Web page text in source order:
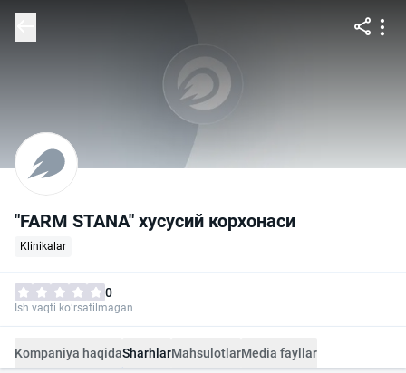
"FARM STANA" хусусий корхонаси
Klinikalar
0
Ish vaqti ko‘rsatilmagan
Kompaniya haqidaSharhlarMahsulotlarMedia fayllar